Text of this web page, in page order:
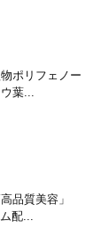
ポリフェノー
葉...
品質美容」
配...